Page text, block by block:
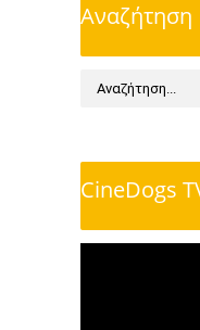
Αναζήτηση
CineDogs